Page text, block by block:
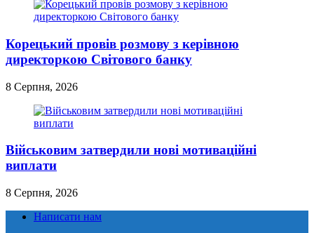
Корецький провів розмову з керівною
директоркою Світового банку
8 Серпня, 2026
Військовим затвердили нові мотиваційні
виплати
8 Серпня, 2026
Написати нам